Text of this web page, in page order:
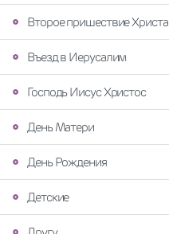
Второе пришествие Христа
Въезд в Иерусалим
Господь Иисус Христос
День Матери
День Рождения
Детские